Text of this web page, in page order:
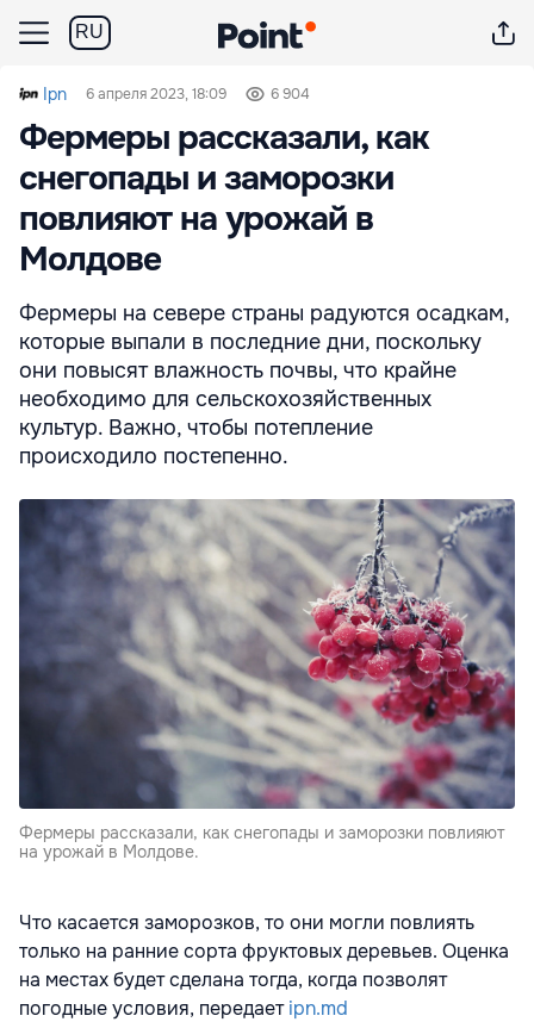
RU
Ipn 6 апреля 2023, 18:09 6 904
Фермеры рассказали, как
снегопады и заморозки
повлияют на урожай в
Молдове
Фермеры на севере страны радуются осадкам,
которые выпали в последние дни, поскольку
они повысят влажность почвы, что крайне
необходимо для сельскохозяйственных
культур. Важно, чтобы потепление
происходило постепенно.
Фермеры рассказали, как снегопады и заморозки повлияют
на урожай в Молдове.
Что касается заморозков, то они могли повлиять
только на ранние сорта фруктовых деревьев. Оценка
на местах будет сделана тогда, когда позволят
погодные условия, передаетipn.md